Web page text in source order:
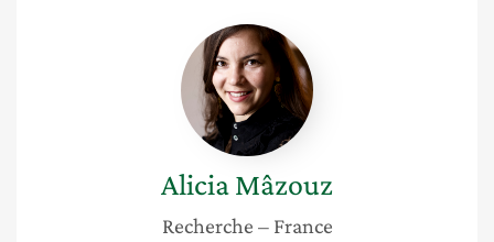
Alicia
Mâzouz
AliciaMâzouz
Recherche – France